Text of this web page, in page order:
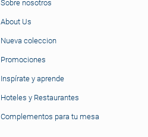
Sobre nosotros
About Us
Nueva coleccion
Promociones
Inspírate y aprende
Hoteles y Restaurantes
Complementos para tu mesa